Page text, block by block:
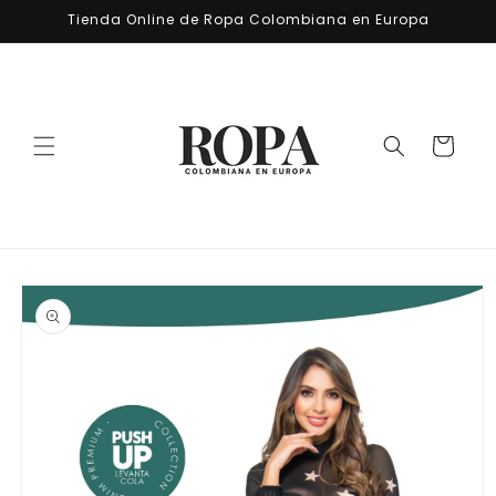
directamente
al contenido
Tienda Online de Ropa Colombiana en Europa
Carrito
directamente
información